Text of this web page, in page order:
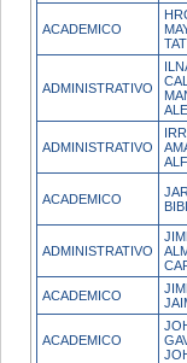
ACADEMICO
ADMINISTRATIVO
ADMINISTRATIVO
ACADEMICO
ADMINISTRATIVO
ACADEMICO
ACADEMICO